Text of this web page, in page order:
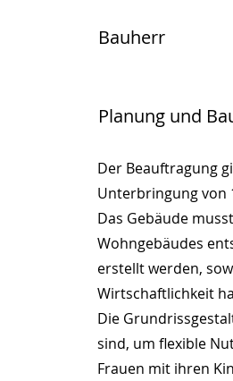
Bauherr
Planung und
Der Beauftragung
Unterbringung von
Das Gebäude
Wohngebäudes
erstellt werden,
Wirtschaftlichkeit
Die
sind, um flexible
Frauen mit ihren